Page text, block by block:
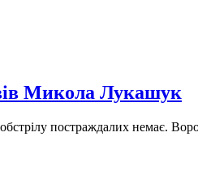
Микола Лукашук
постраждалих немає.